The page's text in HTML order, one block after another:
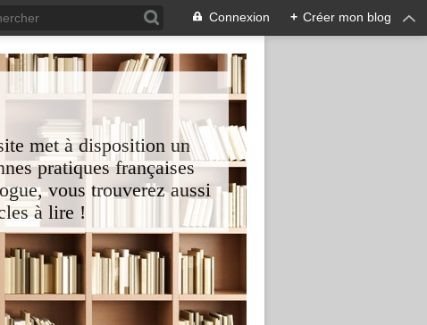
Connexion + Créer mon blog
met à disposition un
pratiques françaises
vous trouverez aussi
à lire !